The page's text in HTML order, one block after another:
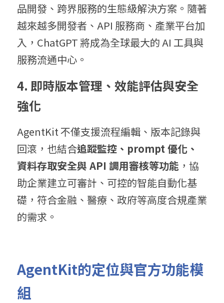
品開發、跨界服務的生態級解決方案。隨著
越來越多開發者、API 服務商、產業平台加
入，ChatGPT 將成為全球最大的 AI 工具與
服務流通中心。
4. 即時版本管理、效能評估與安全
強化
AgentKit 不僅支援流程編輯、版本記錄與
回滾，也結合追蹤監控、prompt 優化、
資料存取安全與 API 調用審核等功能 ，協
助企業建立可審計、可控的智能自動化基
礎，符合金融、醫療、政府等高度合規產業
的需求。
AgentKit的定位與官方功能模
組